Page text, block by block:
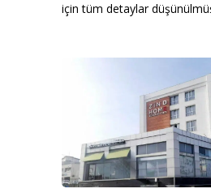
için tüm detaylar